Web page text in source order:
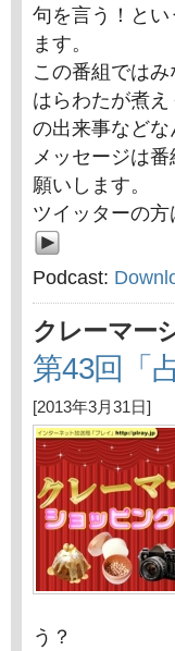
句を言う！と
ます。
この番組では
はらわたが煮
の出来事などな
メッセージは
願いします。
ツイッターの
Podcast:
クレーマー
第43回「
[2013年3月31日]
う？